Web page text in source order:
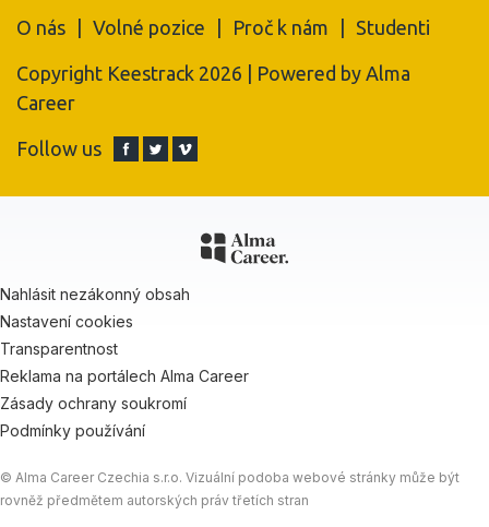
O nás Volné pozice Proč k nám Studenti
Copyright Keestrack 2026 | Powered by Alma
Career
Follow us
Nahlásit nezákonný obsah
Nastavení cookies
Transparentnost
Reklama na portálech Alma Career
Zásady ochrany soukromí
Podmínky používání
© Alma Career Czechia s.r.o. Vizuální podoba webové stránky může být
rovněž předmětem autorských práv třetích stran